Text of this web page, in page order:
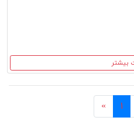
بیشتر
«قبل ۱